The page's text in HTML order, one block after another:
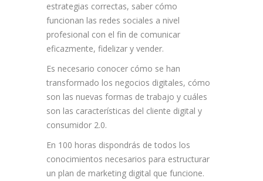
estrategias correctas, saber cómo
funcionan las redes sociales a nivel
profesional con el fin de comunicar
eficazmente, fidelizar y vender.
Es necesario conocer cómo se han
transformado los negocios digitales, cómo
son las nuevas formas de trabajo y cuáles
son las características del cliente digital y
consumidor 2.0.
En 100 horas dispondrás de todos los
conocimientos necesarios para estructurar
un plan de marketing digital que funcione.